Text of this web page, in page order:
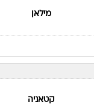
מילאן
קטאניה